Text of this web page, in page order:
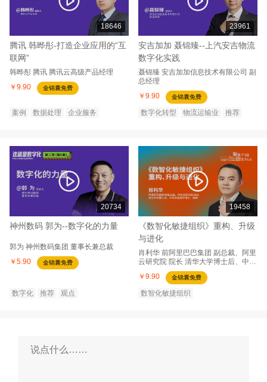
18646
腾讯 韩晔彤-打造企业应用的“互
联网”
韩晔彤 腾讯 腾讯云高级产品经理
￥9.90
金锦囊免费
案例 数据处理 企业服务
23961
安吉加加 聂锦臻--上汽安吉物流
数字化实践
聂锦臻 安吉加加信息技术有限公司 副
总经理
￥9.90
金锦囊免费
数字化转型 物流运输业 推荐
20734
神州数码 郭为--数字化的力量
郭为 神州数码集团 董事长兼总裁
￥5.90
金锦囊免费
数字化 推荐 观点
19458
《数智化敏捷组织》重构、升级
与进化
肖利华 前阿里巴巴集团 副总裁、阿里
云研究院 院长 清华大学博士后、中科
院管理学博士、教授
￥9.90 金锦囊免费
数智化敏捷组织